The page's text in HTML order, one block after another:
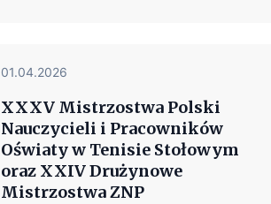
01.04.2026
XXXV Mistrzostwa Polski
Nauczycieli i Pracowników
Oświaty w Tenisie Stołowym
oraz XXIV Drużynowe
Mistrzostwa ZNP